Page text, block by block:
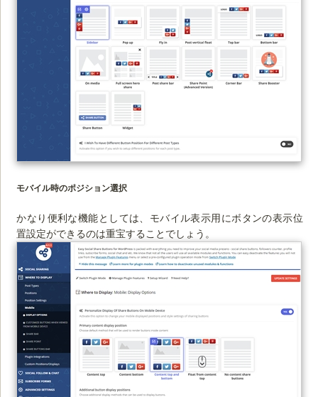
モバイル時のポジション選択
かなり便利な機能としては、モバイル表示用にボタンの表示位
置設定ができるのは重宝することでしょう。